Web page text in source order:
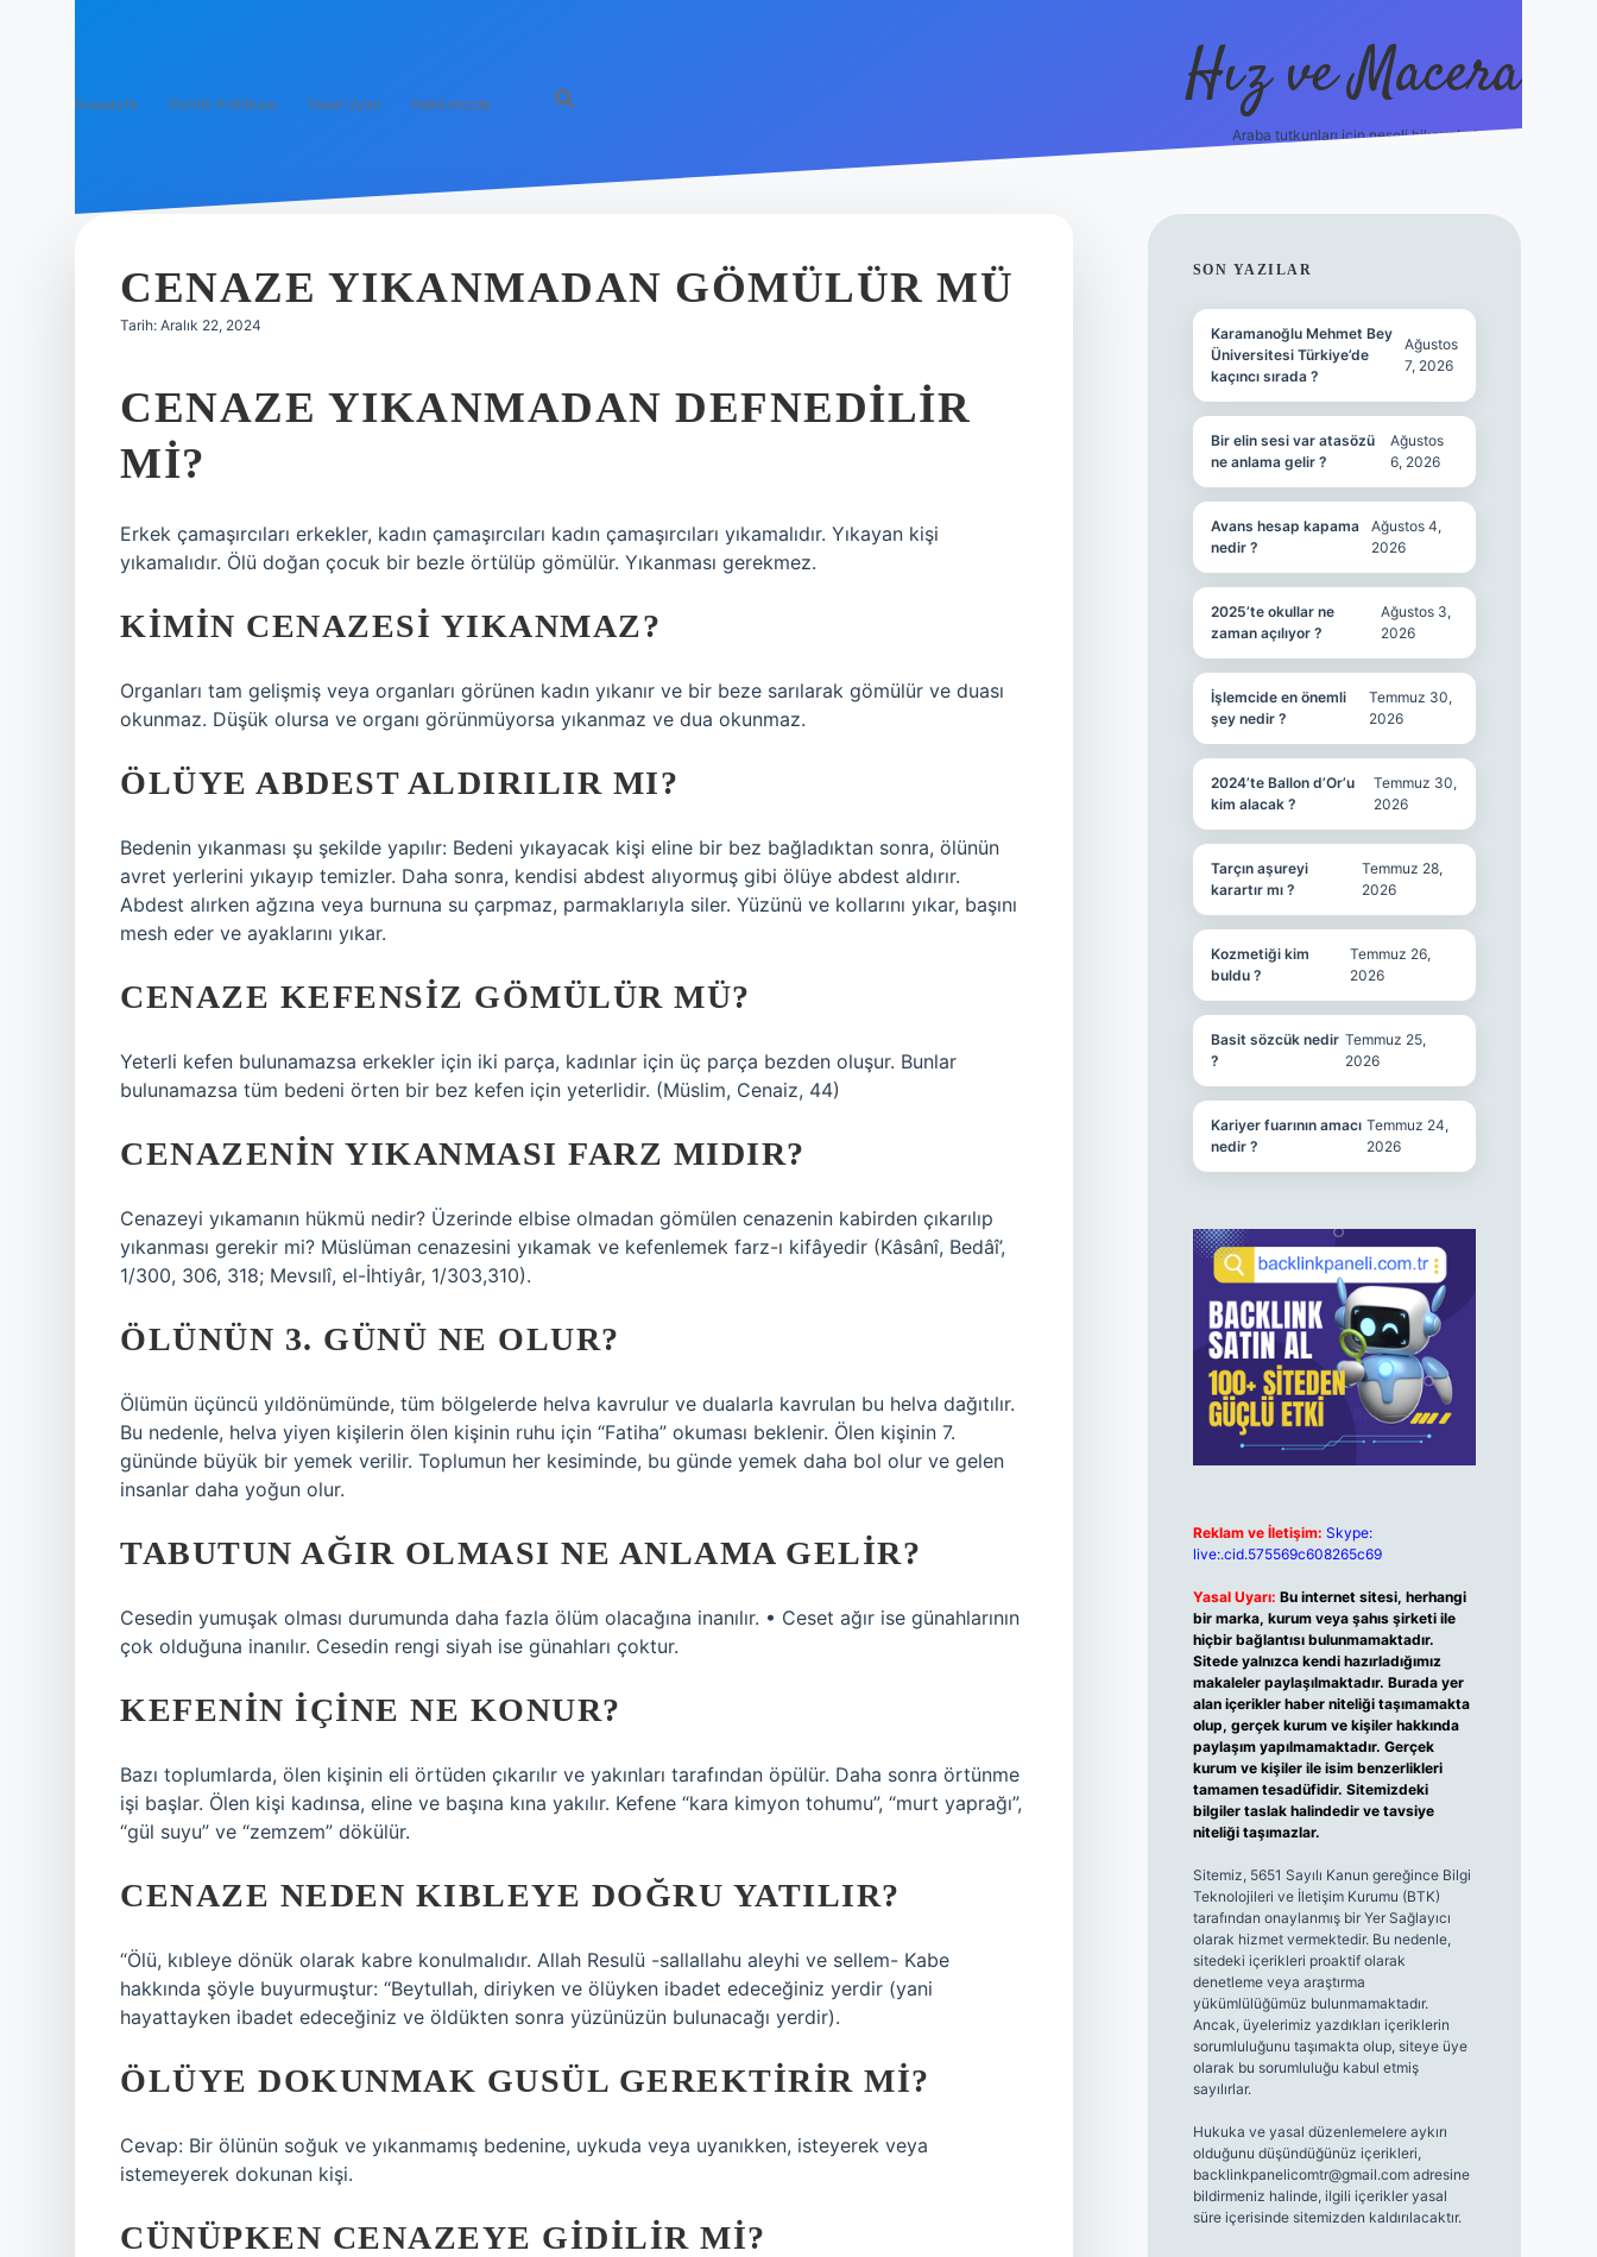
Anasayfa Gizlilik Politikası Yasal Uyarı Hakkımızda Hız ve Macera
Araba tutkunları için neşeli hikayeler!
CENAZE YIKANMADAN GÖMÜLÜR MÜ
Tarih: Aralık 22, 2024
CENAZE YIKANMADAN DEFNEDILIR
MI?
Erkek çamaşırcıları erkekler, kadın çamaşırcıları kadın çamaşırcıları yıkamalıdır. Yıkayan kişi
yıkamalıdır. Ölü doğan çocuk bir bezle örtülüp gömülür. Yıkanması gerekmez.
KIMIN CENAZESI YIKANMAZ?
Organları tam gelişmiş veya organları görünen kadın yıkanır ve bir beze sarılarak gömülür ve duası
okunmaz. Düşük olursa ve organı görünmüyorsa yıkanmaz ve dua okunmaz.
ÖLÜYE ABDEST ALDIRILIR MI?
Bedenin yıkanması şu şekilde yapılır: Bedeni yıkayacak kişi eline bir bez bağladıktan sonra, ölünün
avret yerlerini yıkayıp temizler. Daha sonra, kendisi abdest alıyormuş gibi ölüye abdest aldırır.
Abdest alırken ağzına veya burnuna su çarpmaz, parmaklarıyla siler. Yüzünü ve kollarını yıkar, başını
mesh eder ve ayaklarını yıkar.
CENAZE KEFENSIZ GÖMÜLÜR MÜ?
Yeterli kefen bulunamazsa erkekler için iki parça, kadınlar için üç parça bezden oluşur. Bunlar
bulunamazsa tüm bedeni örten bir bez kefen için yeterlidir. (Müslim, Cenaiz, 44)
CENAZENIN YIKANMASI FARZ MIDIR?
Cenazeyi yıkamanın hükmü nedir? Üzerinde elbise olmadan gömülen cenazenin kabirden çıkarılıp
yıkanması gerekir mi? Müslüman cenazesini yıkamak ve kefenlemek farz-ı kifâyedir (Kâsânî, Bedâî’,
1/300, 306, 318; Mevsılî, el-İhtiyâr, 1/303,310).
ÖLÜNÜN 3. GÜNÜ NE OLUR?
Ölümün üçüncü yıldönümünde, tüm bölgelerde helva kavrulur ve dualarla kavrulan bu helva dağıtılır.
Bu nedenle, helva yiyen kişilerin ölen kişinin ruhu için “Fatiha” okuması beklenir. Ölen kişinin 7.
gününde büyük bir yemek verilir. Toplumun her kesiminde, bu günde yemek daha bol olur ve gelen
insanlar daha yoğun olur.
TABUTUN AĞIR OLMASI NE ANLAMA GELIR?
Cesedin yumuşak olması durumunda daha fazla ölüm olacağına inanılır. • Ceset ağır ise günahlarının
çok olduğuna inanılır. Cesedin rengi siyah ise günahları çoktur.
KEFENIN IÇINE NE KONUR?
Bazı toplumlarda, ölen kişinin eli örtüden çıkarılır ve yakınları tarafından öpülür. Daha sonra örtünme
işi başlar. Ölen kişi kadınsa, eline ve başına kına yakılır. Kefene “kara kimyon tohumu”, “murt yaprağı”,
“gül suyu” ve “zemzem” dökülür.
CENAZE NEDEN KIBLEYE DOĞRU YATILIR?
“Ölü, kıbleye dönük olarak kabre konulmalıdır. Allah Resulü -sallallahu aleyhi ve sellem- Kabe
hakkında şöyle buyurmuştur: “Beytullah, diriyken ve ölüyken ibadet edeceğiniz yerdir (yani
hayattayken ibadet edeceğiniz ve öldükten sonra yüzünüzün bulunacağı yerdir).
ÖLÜYE DOKUNMAK GUSÜL GEREKTIRIR MI?
Cevap: Bir ölünün soğuk ve yıkanmamış bedenine, uykuda veya uyanıkken, isteyerek veya
istemeyerek dokunan kişi.
CÜNÜPKEN CENAZEYE GIDILIR MI?
SIDEBAR
SON YAZILAR
Karamanoğlu Mehmet Bey
Üniversitesi Türkiye’de
kaçıncı sırada ?
Ağustos
7, 2026
Bir elin sesi var atasözü
ne anlama gelir ?
Ağustos
6, 2026
Avans hesap kapama
nedir ?
Ağustos 4,
2026
2025’te okullar ne
zaman açılıyor ?
Ağustos 3,
2026
İşlemcide en önemli
şey nedir ?
Temmuz 30,
2026
2024’te Ballon d’Or’u
kim alacak ?
Temmuz 30,
2026
Tarçın aşureyi
karartır mı ?
Temmuz 28,
2026
Kozmetiği kim
buldu ?
Temmuz 26,
2026
Basit sözcük nedir
?
Temmuz 25,
2026
Kariyer fuarının amacı
nedir ?
Temmuz 24,
2026
Reklam ve İletişim: Skype:
live:.cid.575569c608265c69
Yasal Uyarı: Bu internet sitesi, herhangi
bir marka, kurum veya şahıs şirketi ile
hiçbir bağlantısı bulunmamaktadır.
Sitede yalnızca kendi hazırladığımız
makaleler paylaşılmaktadır. Burada yer
alan içerikler haber niteliği taşımamakta
olup, gerçek kurum ve kişiler hakkında
paylaşım yapılmamaktadır. Gerçek
kurum ve kişiler ile isim benzerlikleri
tamamen tesadüfidir. Sitemizdeki
bilgiler taslak halindedir ve tavsiye
niteliği taşımazlar.
Sitemiz, 5651 Sayılı Kanun gereğince Bilgi
Teknolojileri ve İletişim Kurumu (BTK)
tarafından onaylanmış bir Yer Sağlayıcı
olarak hizmet vermektedir. Bu nedenle,
sitedeki içerikleri proaktif olarak
denetleme veya araştırma
yükümlülüğümüz bulunmamaktadır.
Ancak, üyelerimiz yazdıkları içeriklerin
sorumluluğunu taşımakta olup, siteye üye
olarak bu sorumluluğu kabul etmiş
sayılırlar.
Hukuka ve yasal düzenlemelere aykırı
olduğunu düşündüğünüz içerikleri,
backlinkpanelicomtr@gmail.comadresine
bildirmeniz halinde, ilgili içerikler yasal
süre içerisinde sitemizden kaldırılacaktır.
hiltonbet